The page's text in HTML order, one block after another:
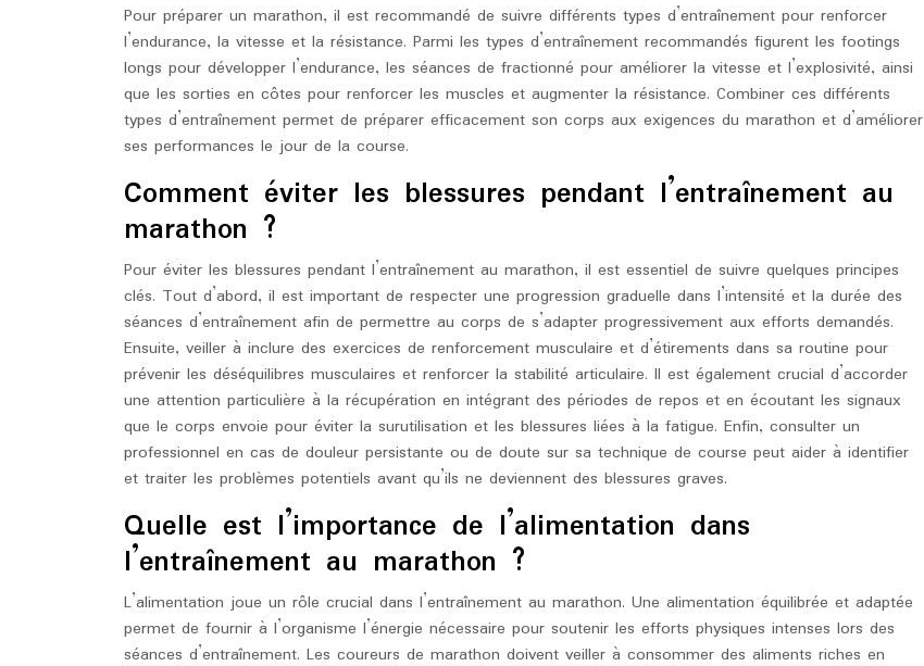
Pour préparer un marathon, il est recommandé de suivre différents types d’entraînement pour renforcer
l’endurance, la vitesse et la résistance. Parmi les types d’entraînement recommandés figurent les footings
longs pour développer l’endurance, les séances de fractionné pour améliorer la vitesse et l’explosivité, ainsi
que les sorties en côtes pour renforcer les muscles et augmenter la résistance. Combiner ces différents
types d’entraînement permet de préparer efficacement son corps aux exigences du marathon et d’améliorer
ses performances le jour de la course.
Comment éviter les blessures pendant l’entraînement au
marathon ?
Pour éviter les blessures pendant l’entraînement au marathon, il est essentiel de suivre quelques principes
clés. Tout d’abord, il est important de respecter une progression graduelle dans l’intensité et la durée des
séances d’entraînement afin de permettre au corps de s’adapter progressivement aux efforts demandés.
Ensuite, veiller à inclure des exercices de renforcement musculaire et d’étirements dans sa routine pour
prévenir les déséquilibres musculaires et renforcer la stabilité articulaire. Il est également crucial d’accorder
une attention particulière à la récupération en intégrant des périodes de repos et en écoutant les signaux
que le corps envoie pour éviter la surutilisation et les blessures liées à la fatigue. Enfin, consulter un
professionnel en cas de douleur persistante ou de doute sur sa technique de course peut aider à identifier
et traiter les problèmes potentiels avant qu’ils ne deviennent des blessures graves.
Quelle est l’importance de l’alimentation dans
l’entraînement au marathon ?
L’alimentation joue un rôle crucial dans l’entraînement au marathon. Une alimentation équilibrée et adaptée
permet de fournir à l’organisme l’énergie nécessaire pour soutenir les efforts physiques intenses lors des
séances d’entraînement. Les coureurs de marathon doivent veiller à consommer des aliments riches en